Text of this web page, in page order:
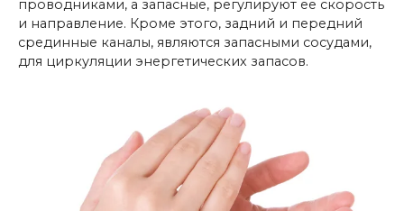
проводниками, а запасные, регулируют ее скорость
и направление. Кроме этого, задний и передний
срединные каналы, являются запасными сосудами,
для циркуляции энергетических запасов.